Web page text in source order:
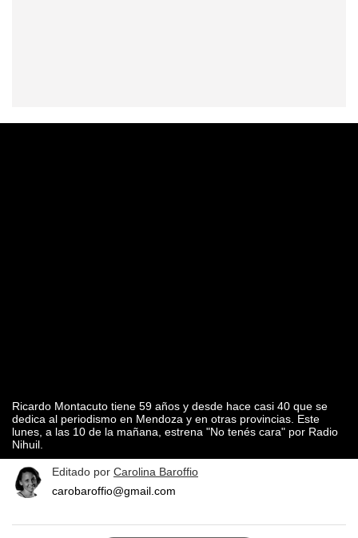
Ricardo Montacuto tiene 59 años y desde hace casi 40 que se
dedica al periodismo en Mendoza y en otras provincias. Este
lunes, a las 10 de la mañana, estrena "No tenés cara" por Radio
Nihuil.
Editado por Carolina Baroffio
carobaroffio@gmail.com